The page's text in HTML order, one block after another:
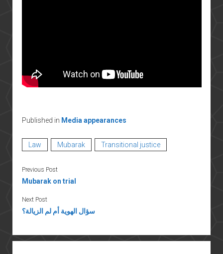
Published in Media appearances
Law Mubarak Transitional justice
Previous Post
Mubarak on trial
Next Post
سؤال الهوية أم لم الزيالة؟